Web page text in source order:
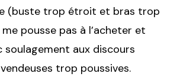
(buste trop étroit et bras trop
pousse pas à l’acheter et
soulagement aux discours
trop poussives.